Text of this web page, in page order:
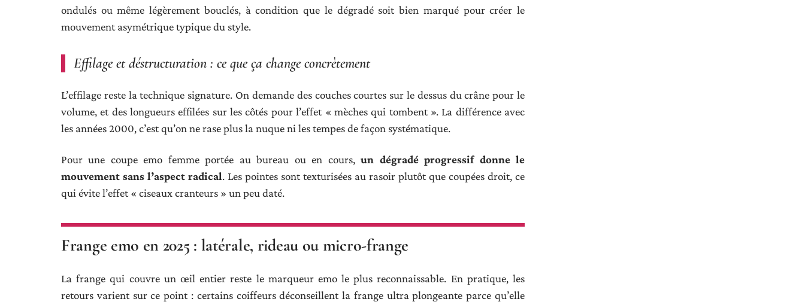
ondulés ou même légèrement bouclés, à condition que le dégradé soit bien marqué pour créer le
mouvement asymétrique typique du style.
Effilage et déstructuration : ce que ça change concrètement
L’effilage reste la technique signature. On demande des couches courtes sur le dessus du crâne pour le
volume, et des longueurs effilées sur les côtés pour l’effet « mèches qui tombent ». La différence avec
les années 2000, c’est qu’on ne rase plus la nuque ni les tempes de façon systématique.
Pour une coupe emo femme portée au bureau ou en cours,un dégradé progressif donne le
mouvement sans l’aspect radical. Les pointes sont texturisées au rasoir plutôt que coupées droit, ce
qui évite l’effet « ciseaux cranteurs » un peu daté.
Frange emo en 2025 : latérale, rideau ou micro-frange
La frange qui couvre un œil entier reste le marqueur emo le plus reconnaissable. En pratique, les
retours varient sur ce point : certains coiffeurs déconseillent la frange ultra plongeante parce qu’elle